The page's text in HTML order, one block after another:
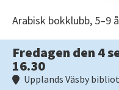
Arabisk bokklubb, 5–9
Fredagen den 4
16.30
Upplands Väsby